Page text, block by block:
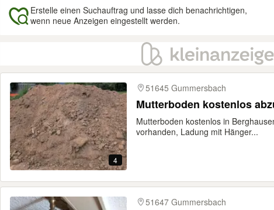
Erstelle einen Suchauftrag und lasse dich benachrichtigen,
wenn neue Anzeigen eingestellt werden.
Ergebnisse
4
51645 Gummersbach
Mutterboden kostenlos
Mutterboden kostenlos in
vorhanden, Ladung mit Hänger...
51647 Gummersbach